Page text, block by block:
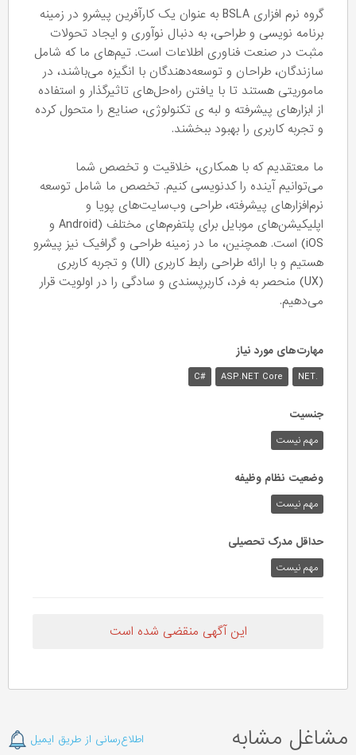
گروه نرم افزاری BSLA به عنوان یک کارآفرین پیشرو در زمینه
برنامه نویسی و طراحی، به دنبال نوآوری و ایجاد تحولات
مثبت در صنعت فناوری اطلاعات است. تیم‌های ما که شامل
سازندگان، طراحان و توسعه‌دهندگان با انگیزه می‌باشند، در
ماموریتی هستند تا با یافتن راه‌حل‌های تاثیرگذار و استفاده
از ابزارهای پیشرفته و لبه ی تکنولوژی، صنایع را متحول کرده
و تجربه کاربری را بهبود ببخشند.
ما معتقدیم که با همکاری، خلاقیت و تخصص شما
می‌توانیم آینده را کدنویسی کنیم. تخصص ما شامل توسعه
نرم‌افزارهای پیشرفته، طراحی وب‌سایت‌های پویا و
اپلیکیشن‌های موبایل برای پلتفرم‌های مختلف (Android و
iOS) است. همچنین، ما در زمینه طراحی و گرافیک نیز پیشرو
هستیم و با ارائه طراحی رابط کاربری (UI) و تجربه کاربری
(UX) منحصر به فرد، کاربرپسندی و سادگی را در اولویت قرار
می‌دهیم.
مهارت‌های مورد نیاز
.NET
ASP.NET Core
#C
جنسیت
مهم نیست
وضعیت نظام وظیفه
مهم‌ نیست
حداقل مدرک تحصیلی
مهم نیست
این آگهی منقضی شده است
مشاغل مشابه اطلاع‌رسانی از طریق ایمیل